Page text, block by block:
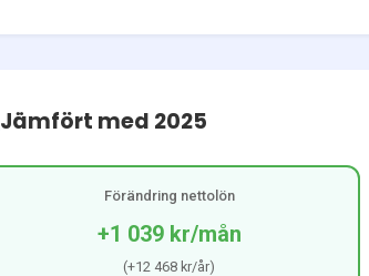
Jämfört med 2025
Förändring nettolön
+1 039 kr/mån
(+12 468 kr/år)